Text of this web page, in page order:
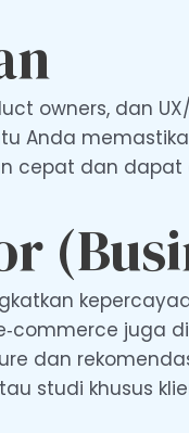
owners, dan
Anda
cepat dan
juga
dan
studi khusus